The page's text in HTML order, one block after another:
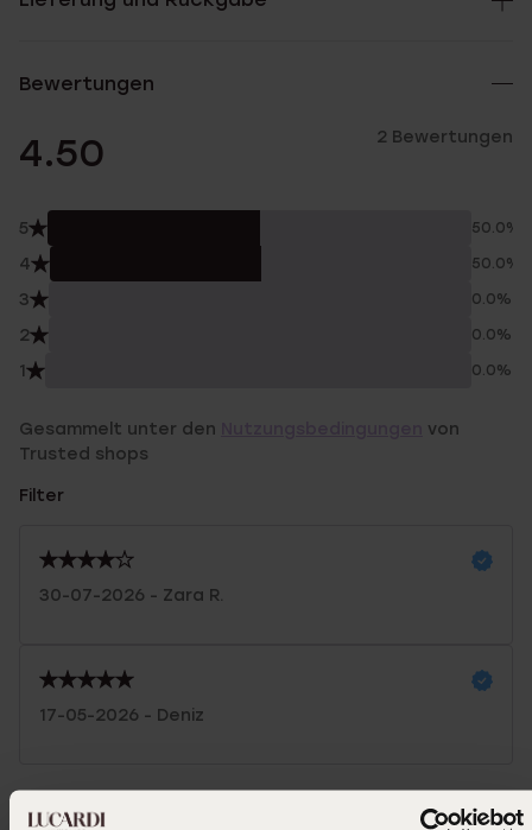
Bewertungen
4.50 2 Bewertungen
5 50.0%
4 50.0%
3 0.0%
2 0.0%
1 0.0%
Gesammelt unter den
von
Trusted shops
Filter
30-07-2026 - Zara R.
17-05-2026 - Deniz